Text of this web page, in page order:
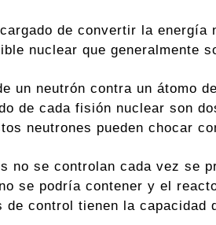
de convertir la
nuclear que generalmente
un neutrón contra un átomo
de cada fisión nuclear son
neutrones pueden chocar
no se controlan cada vez se
se podría contener y el
de control tienen la capacidad